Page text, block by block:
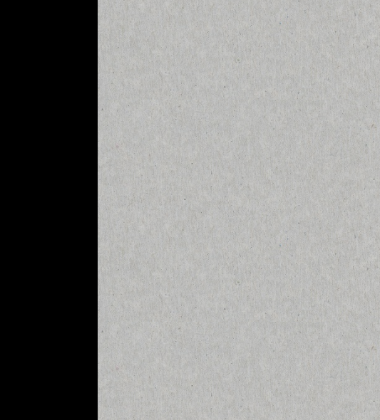
Konfirmasi kehadiran
Nama
Kehadiran
Send
Dengan mengirim konfirmasi kehadiran, Pemilik Acara dapat mengetahui status kehadiran